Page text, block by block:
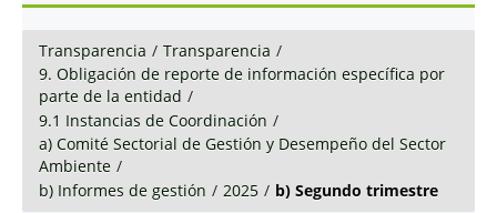
Transparencia / Transparencia /
9. Obligación de reporte de información específica por
parte de la entidad /
9.1 Instancias de Coordinación /
a) Comité Sectorial de Gestión y Desempeño del Sector
Ambiente /
b) Informes de gestión / 2025 / b) Segundo trimestre